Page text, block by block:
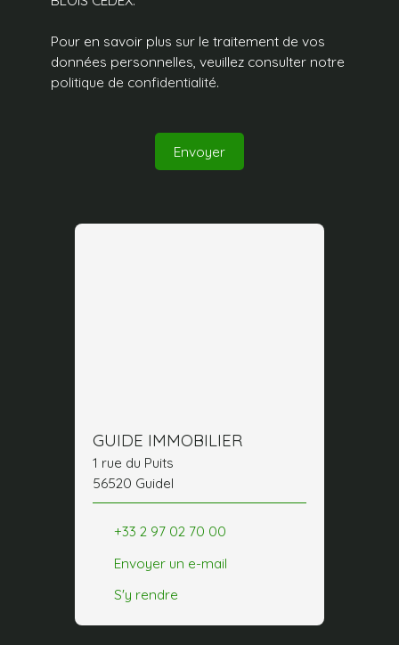
Pour en savoir plus sur le traitement de vos
données personnelles, veuillez consulter notre
politique de confidentialité.
Envoyer
GUIDE IMMOBILIER
1 rue du Puits
56520 Guidel
+33 2 97 02 70 00
Envoyer un e-mail
S'y rendre